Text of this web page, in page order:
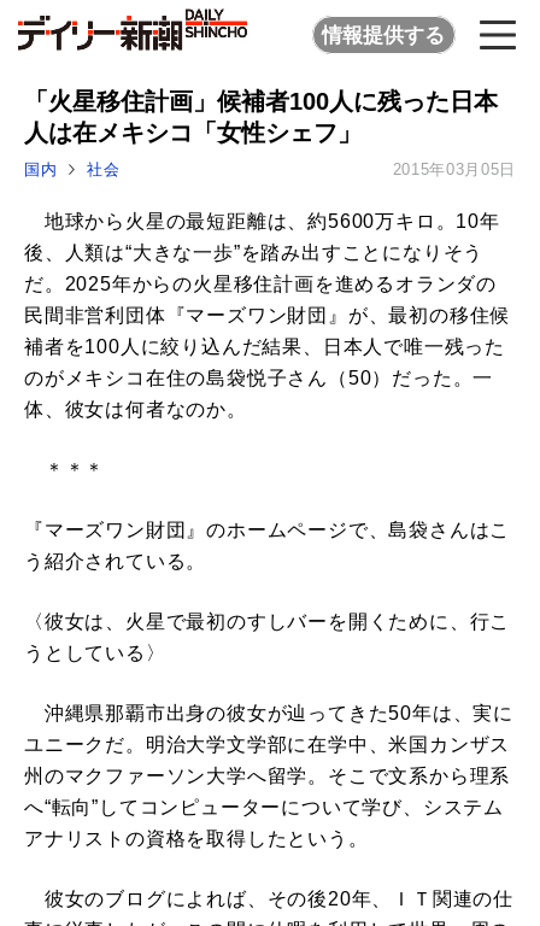
情報提供する
「火星移住計画」候補者100人に残った日本
人は在メキシコ「女性シェフ」
国内 社会 2015年03月05日
地球から火星の最短距離は、約5600万キロ。10年
後、人類は“大きな一歩”を踏み出すことになりそう
だ。2025年からの火星移住計画を進めるオランダの
民間非営利団体『マーズワン財団』が、最初の移住候
補者を100人に絞り込んだ結果、日本人で唯一残った
のがメキシコ在住の島袋悦子さん（50）だった。一
体、彼女は何者なのか。
＊＊＊
『マーズワン財団』のホームページで、島袋さんはこ
う紹介されている。
〈彼女は、火星で最初のすしバーを開くために、行こ
うとしている〉
沖縄県那覇市出身の彼女が辿ってきた50年は、実に
ユニークだ。明治大学文学部に在学中、米国カンザス
州のマクファーソン大学へ留学。そこで文系から理系
へ“転向”してコンピューターについて学び、システム
アナリストの資格を取得したという。
彼女のブログによれば、その後20年、ＩＴ関連の仕